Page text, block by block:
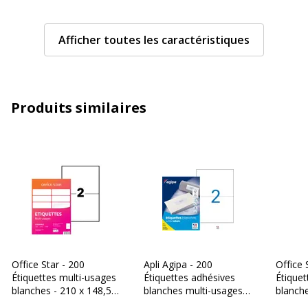
Diamètre 148 mm
Compatible avec technologie Jet d'encre, Laser
Technologie d'impression Jet d'encre, Laser
Type d'adhésif
Type de supports Étiquettes multi-emploi
Afficher toutes les caractéristiques
Produits similaires
Office Star - 200
Étiquettes multi-usages
blanches - 210 x 148,5
Apli Agipa - 200
Étiquettes adhésives
blanches multi-usages -
Office